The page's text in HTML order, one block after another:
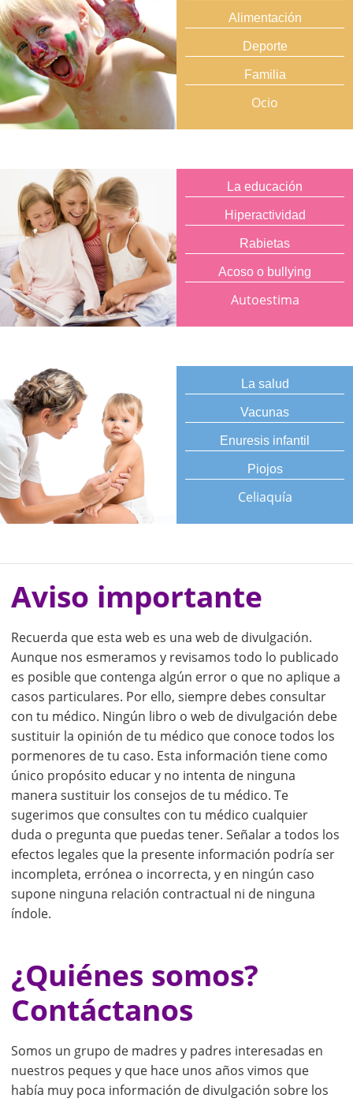
Alimentación
Deporte
Familia
Ocio
La educación
Hiperactividad
Rabietas
Acoso o bullying
Autoestima
La salud
Vacunas
Enuresis infantil
Piojos
Celiaquía
Aviso importante
Recuerda que esta web es una web de divulgación.
Aunque nos esmeramos y revisamos todo lo publicado
es posible que contenga algún error o que no aplique a
casos particulares. Por ello, siempre debes consultar
con tu médico. Ningún libro o web de divulgación debe
sustituir la opinión de tu médico que conoce todos los
pormenores de tu caso. Esta información tiene como
único propósito educar y no intenta de ninguna
manera sustituir los consejos de tu médico. Te
sugerimos que consultes con tu médico cualquier
duda o pregunta que puedas tener. Señalar a todos los
efectos legales que la presente información podría ser
incompleta, errónea o incorrecta, y en ningún caso
supone ninguna relación contractual ni de ninguna
índole.
¿Quiénes somos?
Contáctanos
Somos un grupo de madres y padres interesadas en
nuestros peques y que hace unos años vimos que
había muy poca información de divulgación sobre los